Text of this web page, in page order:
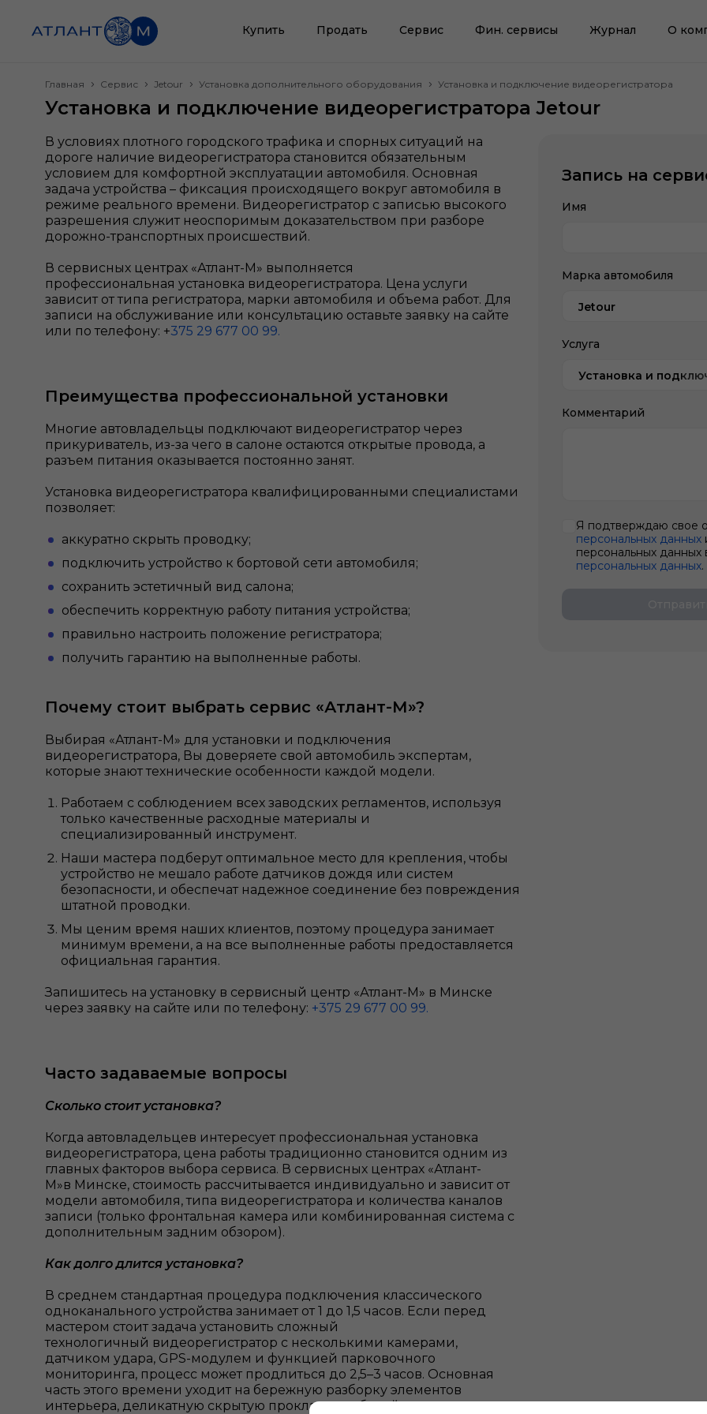
Купить Продать Сервис Фин. сервисы Журнал О
Главная Сервис Jetour Установка дополнительного оборудования Установка и подключение видеорегистратора
Установка и подключение видеорегистратора Jetour
В условиях плотного городского трафика и спорных ситуаций на
дороге наличие видеорегистратора становится обязательным
условием для комфортной эксплуатации автомобиля. Основная
задача устройства – фиксация происходящего вокруг автомобиля в
режиме реального времени. Видеорегистратор с записью высокого
разрешения служит неоспоримым доказательством при разборе
дорожно-транспортных происшествий.
В сервисных центрах «Атлант-М» выполняется
профессиональная установка видеорегистратора. Цена услуги
зависит от типа регистратора, марки автомобиля и объема работ. Для
записи на обслуживание или консультацию оставьте заявку на сайте
или по телефону: +375 29 677 00 99.
Преимущества профессиональной установки
Многие автовладельцы подключают видеорегистратор через
прикуриватель, из-за чего в салоне остаются открытые провода, а
разъем питания оказывается постоянно занят.
Установка видеорегистратора квалифицированными специалистами
позволяет:
аккуратно скрыть проводку;
подключить устройство к бортовой сети автомобиля;
сохранить эстетичный вид салона;
обеспечить корректную работу питания устройства;
правильно настроить положение регистратора;
получить гарантию на выполненные работы.
Почему стоит выбрать сервис «Атлант-М»?
Выбирая «Атлант-М» для установки и подключения
видеорегистратора, Вы доверяете свой автомобиль экспертам,
которые знают технические особенности каждой модели.
Работаем с соблюдением всех заводских регламентов, используя
только качественные расходные материалы и
специализированный инструмент.
Наши мастера подберут оптимальное место для крепления, чтобы
устройство не мешало работе датчиков дождя или систем
безопасности, и обеспечат надежное соединение без повреждения
штатной проводки.
Мы ценим время наших клиентов, поэтому процедура занимает
минимум времени, а на все выполненные работы предоставляется
официальная гарантия.
Запишитесь на установку в сервисный центр «Атлант-М» в Минске
через заявку на сайте или по телефону: +375 29 677 00 99.
Часто задаваемые вопросы
Сколько стоит установка?
Когда автовладельцев интересует профессиональная установка
видеорегистратора, цена работы традиционно становится одним из
главных факторов выбора сервиса. В сервисных центрах «Атлант-
М»в Минске, стоимость рассчитывается индивидуально и зависит от
модели автомобиля, типа видеорегистратора и количества каналов
записи (только фронтальная камера или комбинированная система с
дополнительным задним обзором).
Как долго длится установка?
В среднем стандартная процедура подключения классического
одноканального устройства занимает от 1 до 1,5 часов. Если перед
мастером стоит задача установить сложный
технологичный видеорегистратор с несколькими камерами,
датчиком удара, GPS-модулем и функцией парковочного
мониторинга, процесс может продлиться до 2,5–3 часов. Основная
часть этого времени уходит на бережную разборку элементов
интерьера, деликатную скрытую прокладку кабелей по штатным
Запись на
Имя
Марка автомобиля
Jetour
Услуга
Установка и
Комментарий
Я подтверждаю свое
персональных данных
персональных данных
персональных данных.